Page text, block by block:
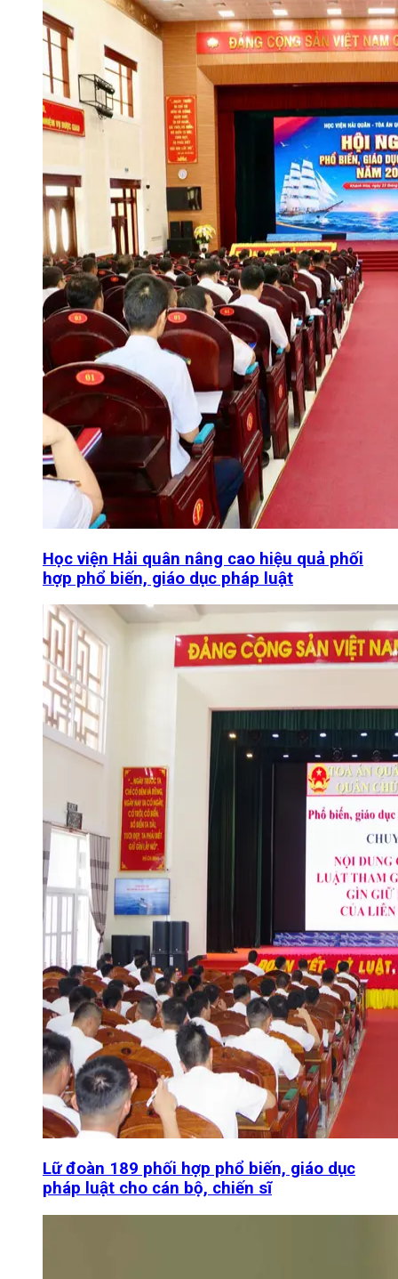
Học viện Hải quân nâng cao hiệu quả phối
hợp phổ biến, giáo dục pháp luật
Lữ đoàn 189 phối hợp phổ biến, giáo dục
pháp luật cho cán bộ, chiến sĩ